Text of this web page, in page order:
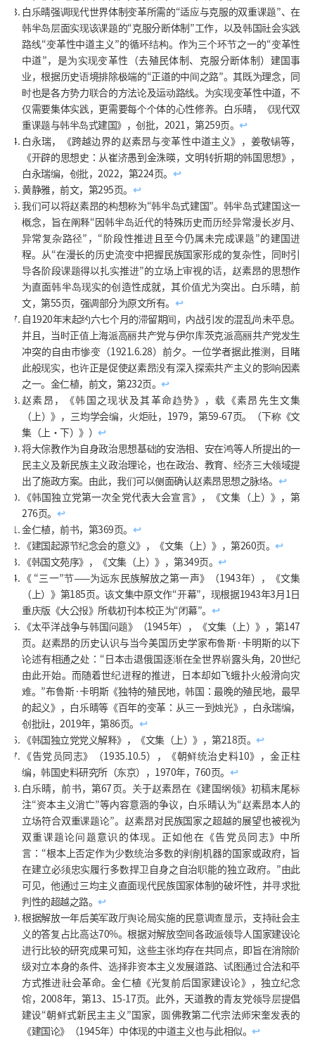
白乐晴强调现代世界体制变革所需的“适应与克服的双重课题”、在
韩半岛层面实现该课题的“克服分断体制”工作，以及韩国社会实践
路线“变革性中道主义”的循环结构。作为三个环节之一的“变革性
中道”，是为实现变革性（去殖民体制、克服分断体制）建国事
业，根据历史语境排除极端的“正道的中间之路”。其既为理念，同
时也是各方势力联合的方法论及运动路线。为实现变革性中道，不
仅需要集体实践，更需要每个个体的心性修养。白乐晴，《现代双
重课题与韩半岛式建国》，创批，2021，第259页。↩
白永瑞，《跨越边界的赵素昂与变革性中道主义》，姜敬锡等，
《开辟的思想史：从崔济愚到金洙暎，文明转折期的韩国思想》，
白永瑞编，创批，2022，第224页。 ↩
黄静雅，前文，第295页。 ↩
我们可以将赵素昂的构想称为“韩半岛式建国”。韩半岛式建国这一
概念，旨在阐释“因韩半岛近代的特殊历史而历经异常漫长岁月、
异常复杂路径”，“阶段性推进且至今仍属未完成课题”的建国进
程。从“在漫长的历史流变中把握民族国家形成的复杂性，同时引
导各阶段课题得以扎实推进”的立场上审视的话，赵素昂的思想作
为直面韩半岛现实的创造性成就，其价值尤为突出。白乐晴，前
文，第55页，强调部分为原文所有。 ↩
自1920年末起约六七个月的滞留期间，内战引发的混乱尚未平息。
并且，当时正值上海派高丽共产党与伊尔库茨克派高丽共产党发生
冲突的自由市惨变（1921.6.28）前夕。一位学者据此推测，目睹
此般现实，也许正是促使赵素昂没有深入探索共产主义的影响因素
之一。金仁植，前文，第232页。↩
赵素昂，《韩国之现状及其革命趋势》，载《素昂先生文集
（上）》，三均学会编，火炬社，1979，第59-67页。（下称《文
集（上・下）》）↩
将大倧教作为自身政治思想基础的安浩相、安在鸿等人所提出的一
民主义及新民族主义政治理论，也在政治、教育、经济三大领域提
出了施政方案。由此，我们可以侧面确认赵素昂思想之脉络。 ↩
《韩国独立党第一次全党代表大会宣言》，《文集（上）》，第
276页。 ↩
金仁植，前书，第369页。 ↩
《建国起源节纪念会的意义》，《文集（上）》，第260页。↩
《韩国文苑序》，《文集（上）》，第349页。↩
《 “三一”节——为远东民族解放之第一声》（1943年），《文集
（上）》第185页。该文集中原文作“开幕”，现根据1943年3月1日
重庆版《大公报》所载初刊本校正为“闭幕”。 ↩
《太平洋战争与韩国问题》（1945年），《文集（上）》，第147
页。赵素昂的历史认识与当今美国历史学家布鲁斯·卡明斯的以下
论述有相通之处：“日本击退俄国逐渐在全世界崭露头角，20世纪
由此开始。而随着世纪进程的推进，日本却如飞蛾扑火般滑向灾
难。”布鲁斯·卡明斯《独特的殖民地，韩国：最晚的殖民地，最早
的起义》，白乐晴等《百年的变革：从三一到烛光》，白永瑞编，
创批社，2019年，第86页。 ↩
《韩国独立党党义解释》，《文集（上）》，第218页。↩
《告党员同志》（1935.10.5），《朝鲜统治史料10》，金正柱
编，韩国史料研究所（东京），1970年，760页。 ↩
白乐晴，前书，第67页。关于赵素昂在《建国纲领》初稿末尾标
注“资本主义消亡”等内容意涵的争议，白乐晴认为“赵素昂本人的
立场符合双重课题论”。赵素昂对民族国家之超越的展望也被视为
双重课题论问题意识的体现。正如他在《告党员同志》中所
言：“根本上否定作为少数统治多数的剥削机器的国家或政府，旨
在建立必须忠实履行多数捍卫自身之自治职能的独立政府。”由此
可见，他通过三均主义直面现代民族国家体制的破坏性，并寻求批
判性的超越之路。↩
根据解放一年后美军政厅舆论局实施的民意调查显示，支持社会主
义的答复占比高达70%。根据对解放空间各政派领导人国家建设论
进行比较的研究成果可知，这些主张均存在共同点，即旨在消除阶
级对立本身的条件、选择非资本主义发展道路、试图通过合法和平
方式推进社会革命。金仁植《光复前后国家建设论》，独立纪念
馆，2008年，第13、15-17页。此外，天道教的青友党领导层提倡
建设“朝鲜式新民主主义”国家，圆佛教第二代宗法师宋奎发表的
《建国论》（1945年）中体现的中道主义也与此相似。↩